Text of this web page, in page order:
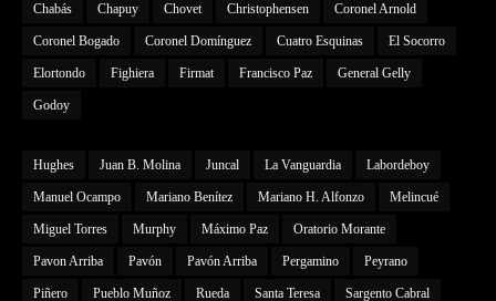
Chabás Chapuy Chovet Christophensen Coronel Arnold
Coronel Bogado Coronel Domínguez Cuatro Esquinas El Socorro
Elortondo Fighiera Firmat Francisco Paz General Gelly
Godoy
Hughes Juan B. Molina Juncal La Vanguardia Labordeboy
Manuel Ocampo Mariano Benítez Mariano H. Alfonzo Melincué
Miguel Torres Murphy Máximo Paz Oratorio Morante
Pavon Arriba Pavón Pavón Arriba Pergamino Peyrano
Piñero Pueblo Muñoz Rueda Santa Teresa Sargento Cabral